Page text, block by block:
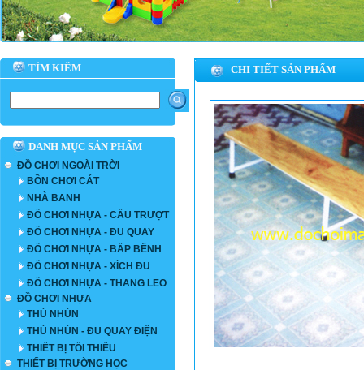
TÌM KIẾM
DANH MỤC SẢN PHẨM
ĐỒ CHƠI NGOÀI TRỜI
BỒN CHƠI CÁT
NHÀ BANH
ĐỒ CHƠI NHỰA - CẦU TRƯỢT
ĐỒ CHƠI NHỰA - ĐU QUAY
ĐỒ CHƠI NHỰA - BẤP BÊNH
ĐỒ CHƠI NHỰA - XÍCH ĐU
ĐỒ CHƠI NHỰA - THANG LEO
ĐỒ CHƠI NHỰA
THÚ NHÚN
THÚ NHÚN - ĐU QUAY ĐIỆN
THIẾT BỊ TỐI THIỂU
THIẾT BỊ TRƯỜNG HỌC
CHI TIẾT SẢN PHẨM